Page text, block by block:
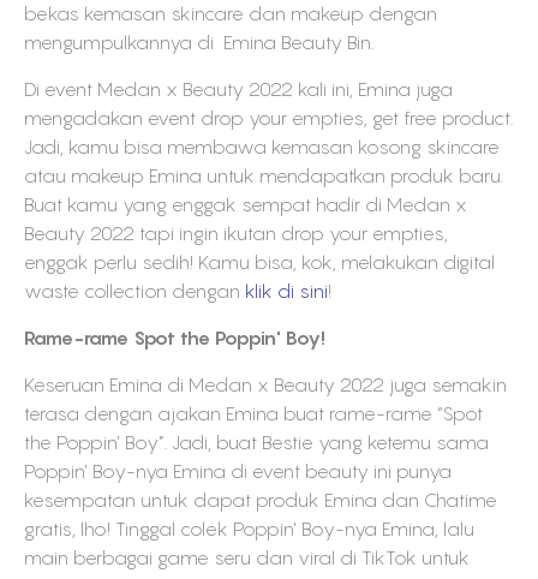
bekas kemasan skincare dan makeup dengan
mengumpulkannya di Emina Beauty Bin.
Di event Medan x Beauty 2022 kali ini, Emina juga
mengadakan event drop your empties, get free product.
Jadi, kamu bisa membawa kemasan kosong skincare
atau makeup Emina untuk mendapatkan produk baru.
Buat kamu yang enggak sempat hadir di Medan x
Beauty 2022 tapi ingin ikutan drop your empties,
enggak perlu sedih! Kamu bisa, kok, melakukan digital
waste collection dengan klik di sini!
Rame-rame Spot the Poppin' Boy!
Keseruan Emina di Medan x Beauty 2022 juga semakin
terasa dengan ajakan Emina buat rame-rame “Spot
the Poppin’ Boy”. Jadi, buat Bestie yang ketemu sama
Poppin’ Boy-nya Emina di event beauty ini punya
kesempatan untuk dapat produk Emina dan Chatime
gratis, lho! Tinggal colek Poppin’ Boy-nya Emina, lalu
main berbagai game seru dan viral di TikTok untuk